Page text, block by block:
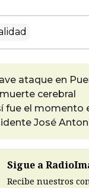
ataque en
cerebral
fue el momento
José
Sigue a
Recibe nuestros